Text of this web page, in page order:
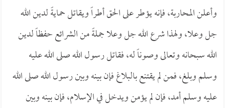
وأعلن المحاربة، فإنه يؤطر على الحق أطراً ويقاتل حمايةً لدين الله
جل وعلا، ولهذا شرع الله جل وعلا جملةً من الشرائع حفظاً لدين
الله سبحانه وتعالى وصوناً له، فقاتل رسول الله صلى الله عليه
وسلم وبلغ، فمن لم يقتنع بالبلاغ فإن بينه وبين رسول الله صلى الله
عليه وسلم أمد، فإن لم يؤمن ويدخل في الإسلام، فإن بينه وبين